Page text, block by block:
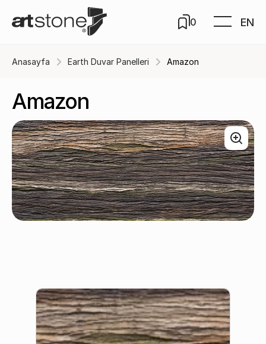
0 EN
Anasayfa Earth Duvar Panelleri Amazon
Amazon